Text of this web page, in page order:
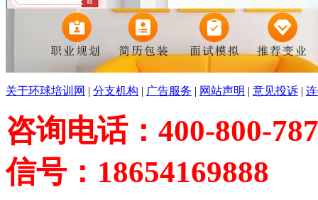
关于环球培训网 | 分支机构 | 广告服务 | 网站声明 | 意见投诉 |
咨询电话：400-800-
信号：18654169888